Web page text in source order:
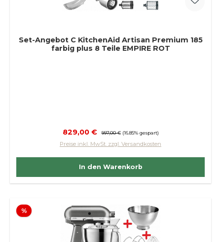
Set-Angebot C KitchenAid Artisan Premium 185
farbig plus 8 Teile EMPIRE ROT
Verkaufspreis:
829,00 € Regulärer Preis:
997,00 € (16.85% gespart)
Preise inkl. MwSt. zzgl. Versandkosten
In den Warenkorb
%Rabatt